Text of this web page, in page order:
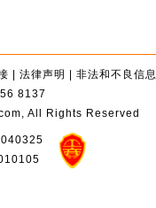
| 法律声明 | 非法和不良信
8137
All Rights Reserved